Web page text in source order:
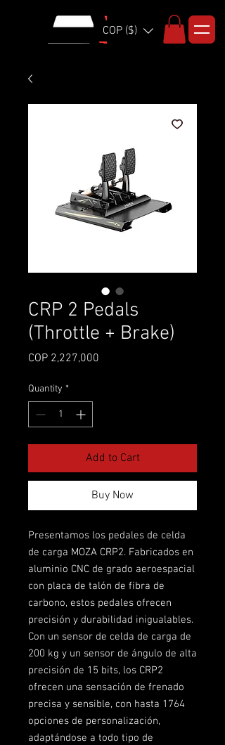
COP ($)
CRP 2 Pedals
(Throttle + Brake)
COP 2,227,000
Quantity *
Add to Cart
Buy Now
Presentamos los pedales de celda
de carga MOZA CRP2. Fabricados en
aluminio CNC de grado aeroespacial
con placa de talón de fibra de
carbono, estos pedales ofrecen
precisión y durabilidad inigualables.
Con un sensor de celda de carga de
200 kg y un sensor de ángulo de alta
precisión de 15 bits, los CRP2
ofrecen una sensación de frenado
precisa y sensible, con hasta 1764
opciones de personalización,
adaptándose a todo tipo de